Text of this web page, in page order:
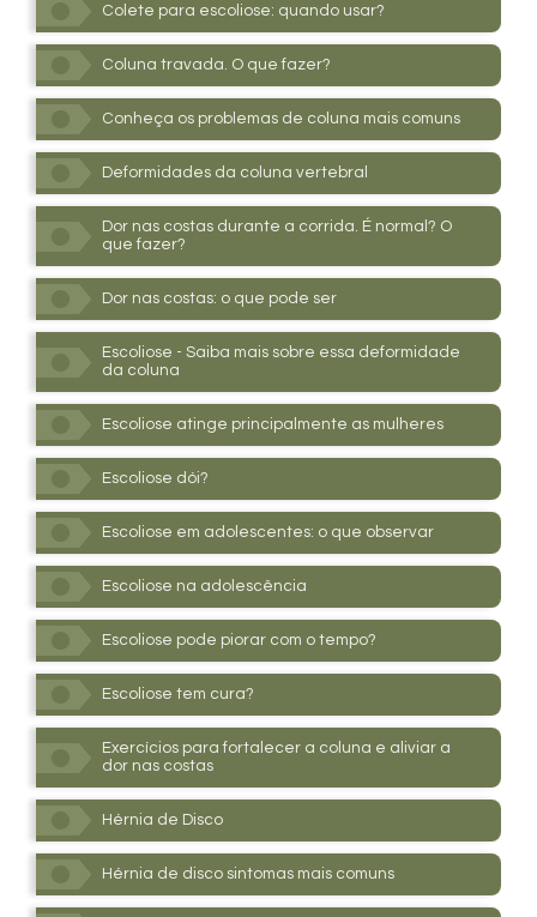
Colete para escoliose: quando usar?
Coluna travada. O que fazer?
Conheça os problemas de coluna mais comuns
Deformidades da coluna vertebral
Dor nas costas durante a corrida. É normal? O
que fazer?
Dor nas costas: o que pode ser
Escoliose - Saiba mais sobre essa deformidade
da coluna
Escoliose atinge principalmente as mulheres
Escoliose dói?
Escoliose em adolescentes: o que observar
Escoliose na adolescência
Escoliose pode piorar com o tempo?
Escoliose tem cura?
Exercícios para fortalecer a coluna e aliviar a
dor nas costas
Hérnia de Disco
Hérnia de disco sintomas mais comuns